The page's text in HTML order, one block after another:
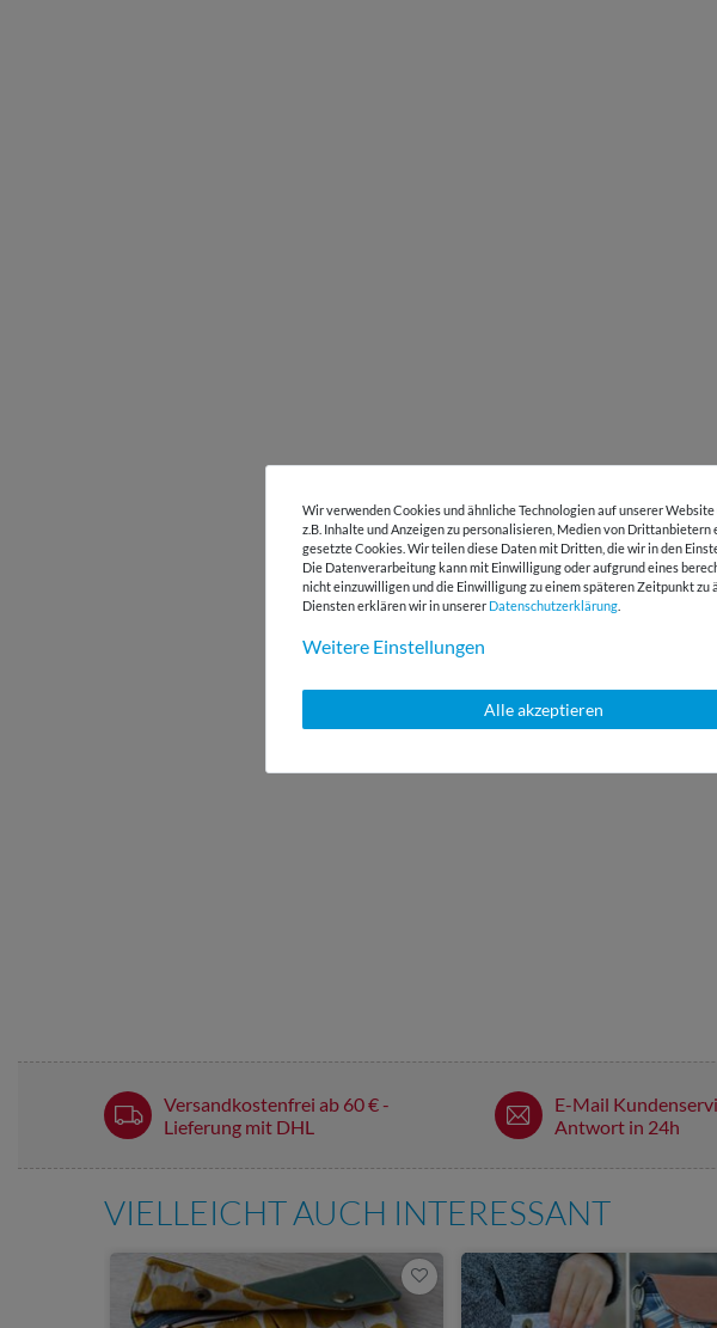
Versandkostenfrei ab 60 € -
Lieferung mit DHL
E-Mail
Antwort in 24h
VIELLEICHT AUCH INTERESSANT
Wir verwenden Cookies und ähnliche Technologien auf unserer
z.B. Inhalte und Anzeigen zu personalisieren, Medien von
gesetzte Cookies. Wir teilen diese Daten mit Dritten, die wir in den
Die Datenverarbeitung kann mit Einwilligung oder aufgrund eines
nicht einzuwilligen und die Einwilligung zu einem späteren Zeitpunkt
Diensten erklären wir in unserer Daten­schutz­erklärung
Weitere Einstellungen
Alle akzeptieren